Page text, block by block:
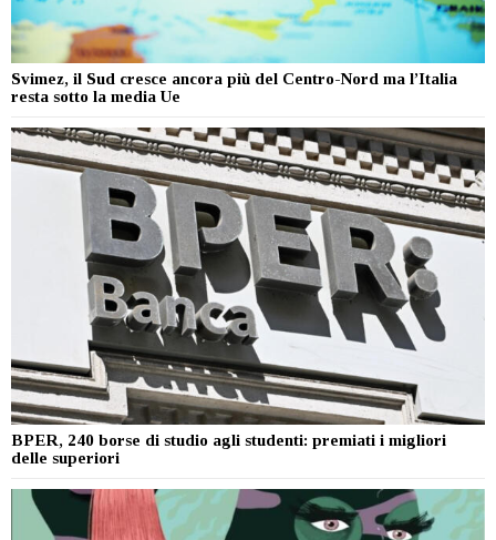
Svimez, il Sud cresce ancora più del Centro-Nord ma l’Italia
resta sotto la media Ue
BPER, 240 borse di studio agli studenti: premiati i migliori
delle superiori